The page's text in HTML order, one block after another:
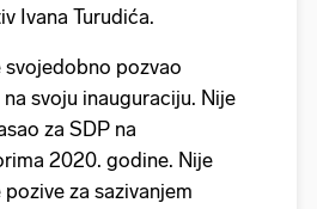
Ivana Turudića.
svojedobno pozvao
svoju inauguraciju. Nije
za SDP na
2020. godine. Nije
za sazivanjem